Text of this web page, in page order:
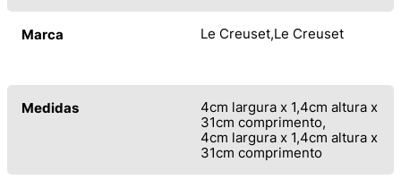
Marca Le Creuset Le Creuset
Medidas
4cm largura x 1,4cm altura x
31cm comprimento
4cm largura x 1,4cm altura x
31cm comprimento